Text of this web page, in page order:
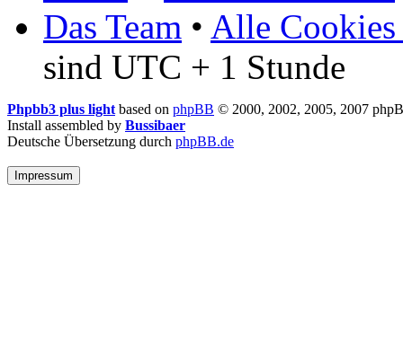
Das Team • Alle Cookies
sind UTC + 1 Stunde
Phpbb3 plus light based on phpBB © 2000, 2002, 2005, 2007
Install assembled by Bussibaer
Deutsche Übersetzung durch phpBB.de